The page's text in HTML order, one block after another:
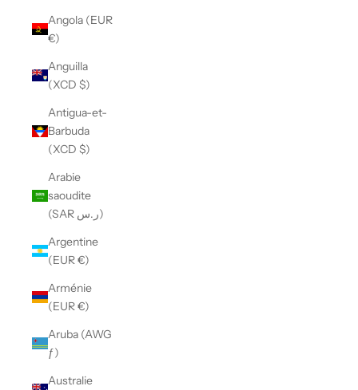
Angola (EUR
€)
Anguilla
(XCD $)
Antigua-et-
Barbuda
(XCD $)
Arabie
saoudite
(SAR ر.س)
Argentine
(EUR €)
Arménie
(EUR €)
Aruba (AWG
ƒ)
Australie